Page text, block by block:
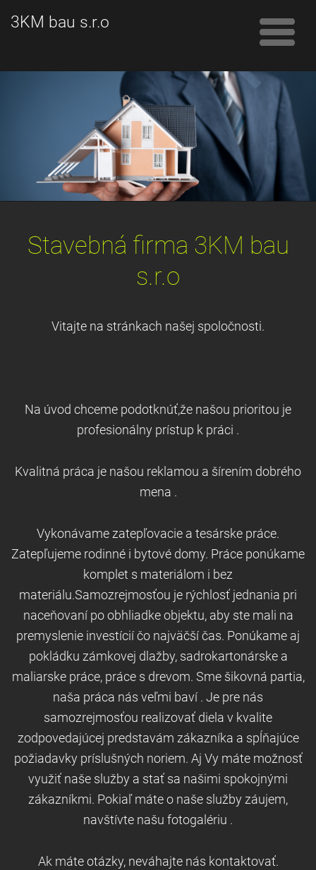
3KM bau s.r.o
Stavebná firma 3KM bau
s.r.o
Vitajte na stránkach našej spoločnosti.
Na úvod chceme podotknúť,že našou prioritou je
profesionálny prístup k práci .
Kvalitná práca je našou reklamou a šírením dobrého
mena .
Vykonávame zatepľovacie a tesárske práce.
Zatepľujeme rodinné i bytové domy. Práce ponúkame
komplet s materiálom i bez
materiálu.Samozrejmosťou je rýchlosť jednania pri
naceňovaní po obhliadke objektu, aby ste mali na
premyslenie investícií čo najväčší čas. Ponúkame aj
pokládku zámkovej dlažby, sadrokartonárske a
maliarske práce, práce s drevom. Sme šikovná partia,
naša práca nás veľmi baví . Je pre nás
samozrejmosťou realizovať diela v kvalite
zodpovedajúcej predstavám zákazníka a spĺňajúce
požiadavky príslušných noriem. Aj Vy máte možnosť
využiť naše služby a stať sa našimi spokojnými
zákazníkmi. Pokiaľ máte o naše služby záujem,
navštívte našu fotogalériu .
Ak máte otázky, neváhajte nás kontaktovať.